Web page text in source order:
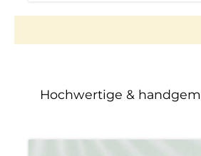
Hochwertige &